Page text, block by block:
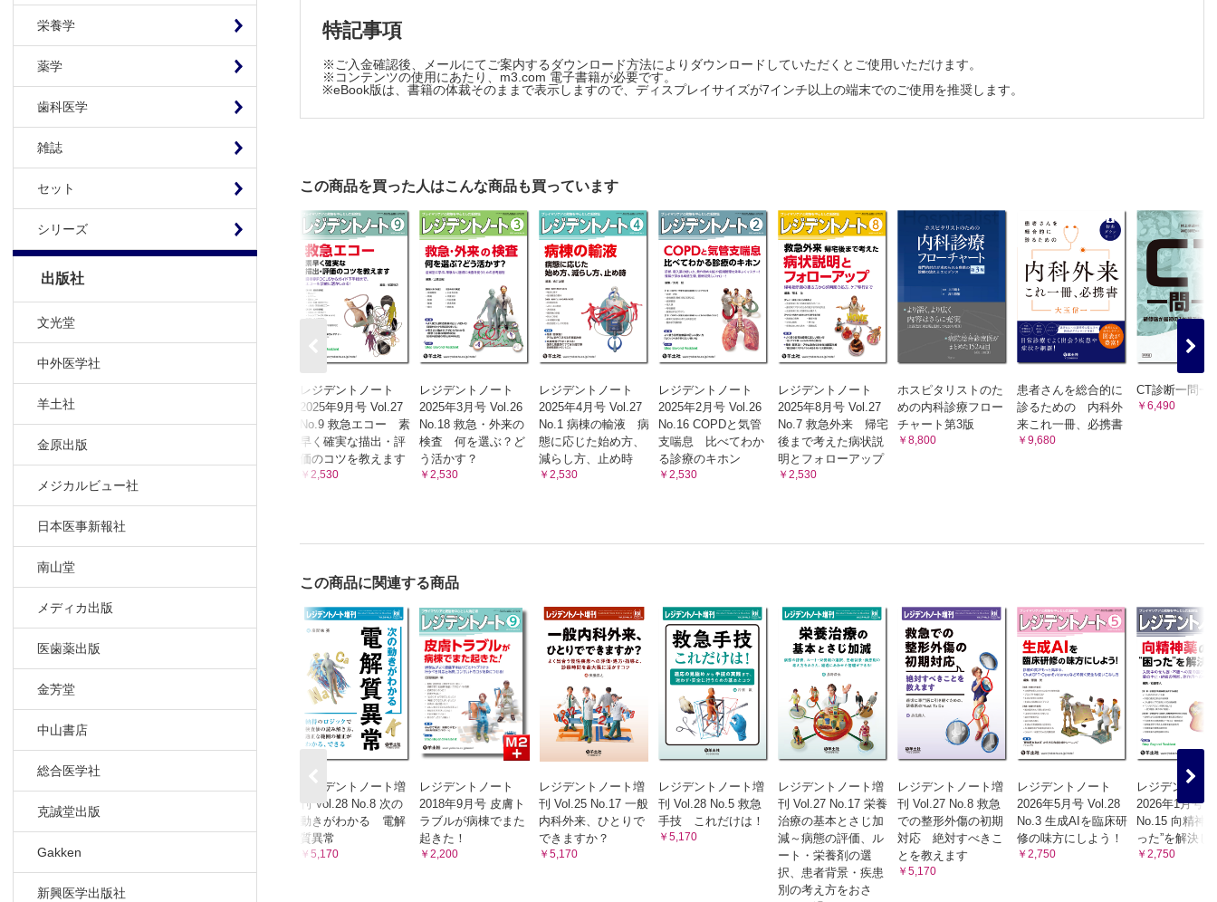
栄養学
薬学
歯科医学
雑誌
セット
シリーズ
出版社
文光堂
中外医学社
羊土社
金原出版
メジカルビュー社
日本医事新報社
南山堂
メディカ出版
医歯薬出版
金芳堂
中山書店
総合医学社
克誠堂出版
Gakken
新興医学出版社
第253回 急性呼吸困難 Part3 ～心不全エコーのABC【林 寛之】
episode 7 病歴を抽象化しよう ② 受診背景（Why）を深掘りする ～頭痛を訴えるクマ【小栗太一】
特記事項
※ご入金確認後、メールにてご案内するダウンロード方法によりダウンロードしていただくとご使用いただけます。
※コンテンツの使用にあたり、m3.com 電子書籍が必要です。
※eBook版は、書籍の体裁そのままで表示しますので、ディスプレイサイズが7インチ以上の端末でのご使用を推奨します。
この商品を買った人はこんな商品も買っています
レジデントノート
2025年9月号 Vol.27
No.9 救急エコー 素
早く確実な描出・評
価のコツを教えます
￥2,530
レジデントノート
2025年3月号 Vol.26
No.18 救急・外来の
検査 何を選ぶ？ど
う活かす？
￥2,530
レジデントノート
2025年4月号 Vol.27
No.1 病棟の輸液 病
態に応じた始め方、
減らし方、止め時
￥2,530
レジデントノート
2025年2月号 Vol.26
No.16 COPDと気管
支喘息 比べてわか
る診療のキホン
￥2,530
レジデントノート
2025年8月号 Vol.27
No.7 救急外来 帰宅
後まで考えた病状説
明とフォローアップ
￥2,530
ホスピタリストのた
めの内科診療フロー
チャート第3版
￥8,800
患者さんを総合的に
診るための 内科外
来これ一冊、必携書
￥9,680
CT診断一問一
￥6,490
この商品に関連する商品
レジデントノート増
刊 Vol.28 No.8 次の
動きがわかる 電解
質異常
￥5,170
レジデントノート
2018年9月号 皮膚ト
ラブルが病棟でまた
起きた！
￥2,200
レジデントノート増
刊 Vol.25 No.17 一般
内科外来、ひとりで
できますか？
￥5,170
レジデントノート増
刊 Vol.28 No.5 救急
手技 これだけは！
￥5,170
レジデントノート増
刊 Vol.27 No.17 栄養
治療の基本とさじ加
減～病態の評価、ル
ート・栄養剤の選
択、患者背景・疾患
別の考え方をおさ
レジデントノート増
刊 Vol.27 No.8 救急
での整形外傷の初期
対応 絶対すべきこ
とを教えます
￥5,170
レジデントノート
2026年5月号 Vol.28
No.3 生成AIを臨床研
修の味方にしよう！
￥2,750
レジデントノ
2026年1月号
No.15 向精神
った”を解決し
￥2,750